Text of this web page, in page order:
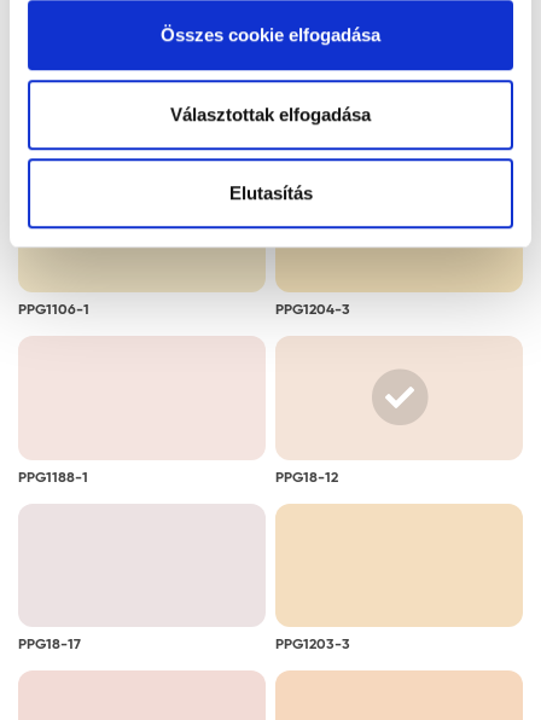
alkalmazását. A "Részletek megjelenítése” gombra
kattintással megismerheti és beállíthatja, hogy mely
cookie alkalmazását fogadja el.
Összes cookie elfogadása
Választottak elfogadása
Elutasítás
PPG1106-1 PPG1204-3
PPG1188-1 PPG18-12
PPG18-17 PPG1203-3